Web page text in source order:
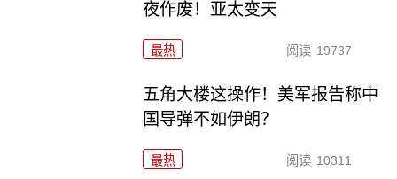
夜作废！亚太变天
最热 阅读 19737
五角大楼这操作！美军报告称中
国导弹不如伊朗？
最热 阅读 10311